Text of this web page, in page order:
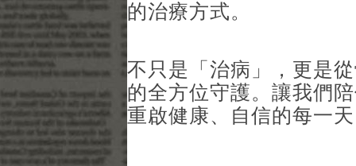
的治療方式。
不只是「治病」，更是
的全方位守護。讓我們
重啟健康、自信的每一